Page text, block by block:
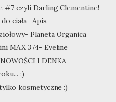
#7 czyli Darling Clementine!
ciała- Apis
Planeta Organica
MAX 374- Eveline
I DENKA
;)
kosmetyczne :)